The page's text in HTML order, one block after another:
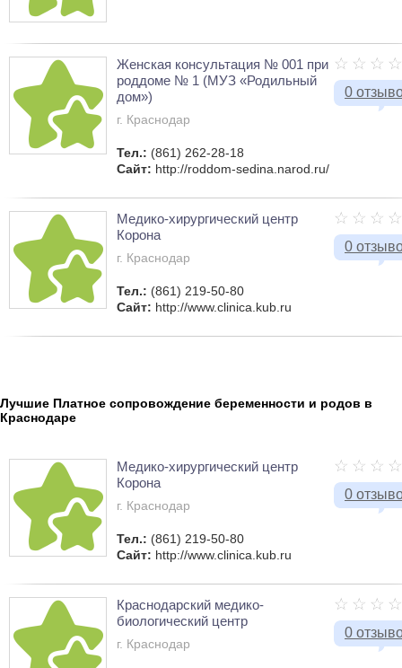
0
Женская консультация № 001 при
роддоме № 1 (МУЗ «Родильный
дом»)
г. Краснодар
Тел.: (861) 262-28-18
Сайт: http://roddom-sedina.narod.ru/
0
Медико-хирургический центр
Корона
г. Краснодар
Тел.: (861) 219-50-80
Сайт: http://www.clinica.kub.ru
Лучшие Платное сопровождение беременности и родов в
Краснодаре
0
Медико-хирургический центр
Корона
г. Краснодар
Тел.: (861) 219-50-80
Сайт: http://www.clinica.kub.ru
0
Краснодарский медико-
биологический центр
г. Краснодар